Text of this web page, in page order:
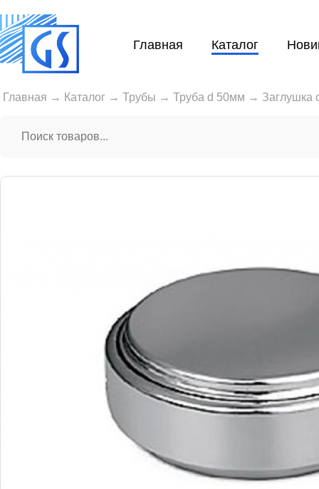
Главная Каталог
Главная → Каталог → Трубы → Труба d 50мм → Заглушка